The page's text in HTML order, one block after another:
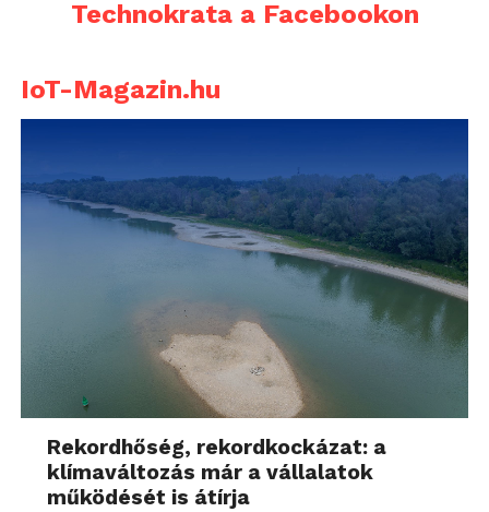
Technokrata a Facebookon
IoT-Magazin.hu
Rekordhőség, rekordkockázat: a
klímaváltozás már a vállalatok
működését is átírja